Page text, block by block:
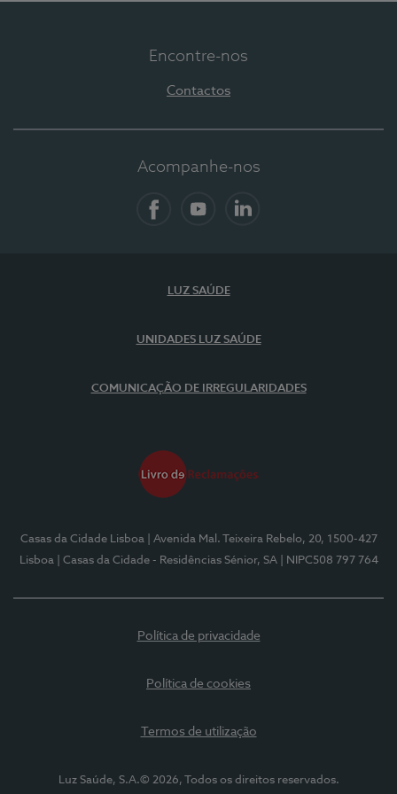
Encontre-nos
Contactos
Acompanhe-nos
LUZ SAÚDE
UNIDADES LUZ SAÚDE
COMUNICAÇÃO DE IRREGULARIDADES
Casas da Cidade Lisboa
| Avenida Mal. Teixeira Rebelo, 20, 1500-427
Lisboa
| Casas da Cidade - Residências Sénior, SA | NIPC508 797 764
Política de privacidade
Política de cookies
Termos de utilização
Luz Saúde, S.A.© 2026, Todos os direitos reservados.